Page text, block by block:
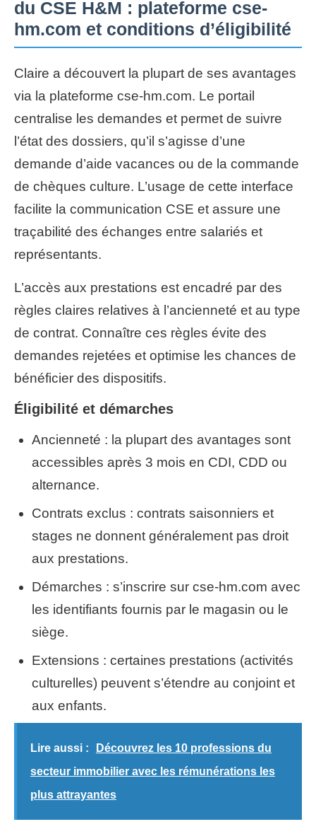
du CSE H&M : plateforme cse-
hm.com et conditions d’éligibilité
Claire a découvert la plupart de ses avantages
via la plateforme cse-hm.com. Le portail
centralise les demandes et permet de suivre
l’état des dossiers, qu’il s’agisse d’une
demande d’aide vacances ou de la commande
de chèques culture. L’usage de cette interface
facilite la communication CSE et assure une
traçabilité des échanges entre salariés et
représentants.
L’accès aux prestations est encadré par des
règles claires relatives à l’ancienneté et au type
de contrat. Connaître ces règles évite des
demandes rejetées et optimise les chances de
bénéficier des dispositifs.
Éligibilité et démarches
Ancienneté : la plupart des avantages sont
accessibles après 3 mois en CDI, CDD ou
alternance.
Contrats exclus : contrats saisonniers et
stages ne donnent généralement pas droit
aux prestations.
Démarches : s’inscrire sur cse-hm.com avec
les identifiants fournis par le magasin ou le
siège.
Extensions : certaines prestations (activités
culturelles) peuvent s’étendre au conjoint et
aux enfants.
Lire aussi :
Découvrez les 10 professions du
secteur immobilier avec les rémunérations les
plus attrayantes